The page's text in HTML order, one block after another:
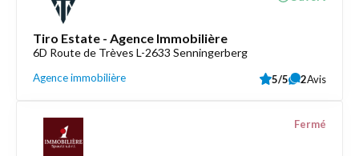
Tiro Estate - Agence Immobilière
6D Route de Trèves L-2633 Senningerberg
Agence immobilière 5/5 2Avis
Fermé